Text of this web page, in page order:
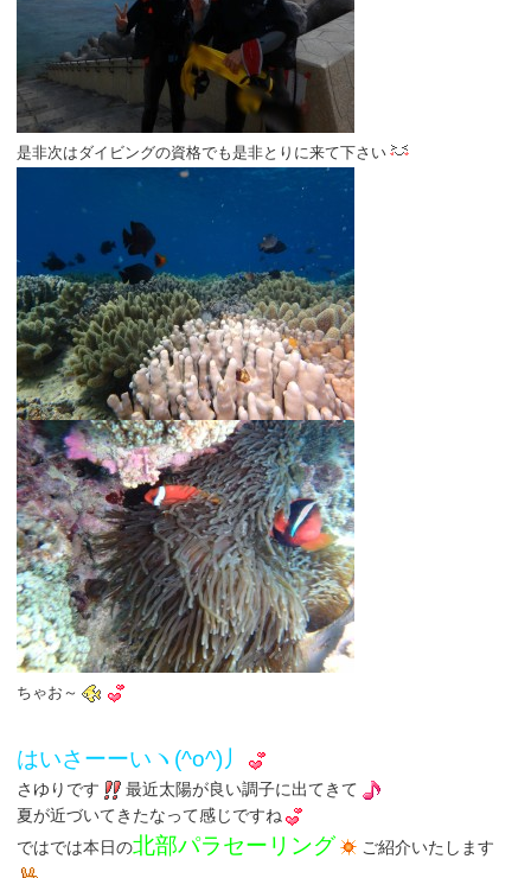
是非次はダイビングの資格でも是非とりに来て下さい
ちゃお～
はいさーーいヽ(^o^)丿
さゆりです
最近太陽が良い調子に出てきて
夏が近づいてきたなって感じですね
ではでは本日の北部パラセーリング ご紹介いたします